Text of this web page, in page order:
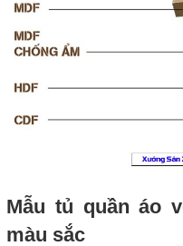
Mẫu tủ quần áo
màu sắc